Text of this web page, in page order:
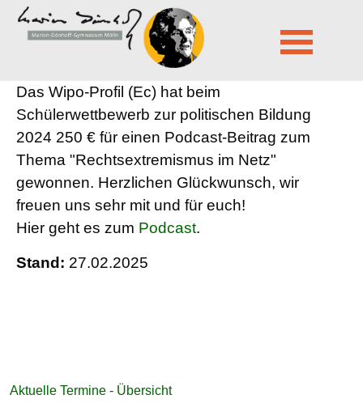
Navigation
überspringen
Marion-Dönhoff-Gymnasium Mölln News Leser
von Antje Dieckmann
Das Wipo-Profil (Ec) hat beim
Schülerwettbewerb zur politischen Bildung
2024 250 € für einen Podcast-Beitrag zum
Thema "Rechtsextremismus im Netz"
gewonnen. Herzlichen Glückwunsch, wir
freuen uns sehr mit und für euch!
Hier geht es zum Podcast.
Stand: 27.02.2025
überspringen
Aktuelle Termine - Übersicht